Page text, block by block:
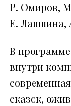
Р. Омиров,
Е. Лапшина,
В
внутри
сказок,